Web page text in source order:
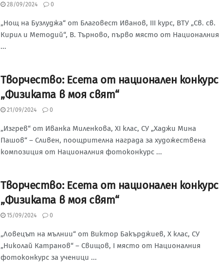
28/09/2024 0
„Нощ на Бузлуджа“ от Благовест Иванов, III курс, ВТУ „Св. св.
Кирил и Методий“, В. Търново, първо място от Националния
...
Tворчество: Есета от национален конкурс
„Физиката в моя свят“
21/09/2024 0
„Изгрев“ от Иванка Миленкова, XI клас, СУ „Хаджи Мина
Пашов“ – Сливен, поощрителна награда за художествена
композиция от Националния фотоконкурс ...
Tворчество: Есета от национален конкурс
„Физиката в моя свят“
15/09/2024 0
„Ловецът на мълнии“ от Виктор Бакърджиев, Х клас, СУ
„Николай Катранов“ – Свищов, I място от Националния
фотоконкурс за ученици ...